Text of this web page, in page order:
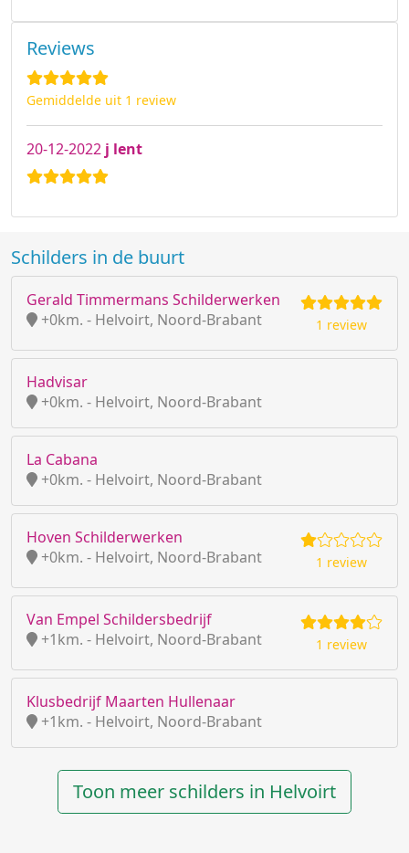
Reviews
Gemiddelde uit 1 review
20-12-2022 j lent
Schilders in de buurt
Gerald Timmermans Schilderwerken
+0km. - Helvoirt, Noord-Brabant
1 review
Hadvisar
+0km. - Helvoirt, Noord-Brabant
La Cabana
+0km. - Helvoirt, Noord-Brabant
Hoven Schilderwerken
+0km. - Helvoirt, Noord-Brabant
1 review
Van Empel Schildersbedrijf
+1km. - Helvoirt, Noord-Brabant
1 review
Klusbedrijf Maarten Hullenaar
+1km. - Helvoirt, Noord-Brabant
Toon meer schilders in Helvoirt